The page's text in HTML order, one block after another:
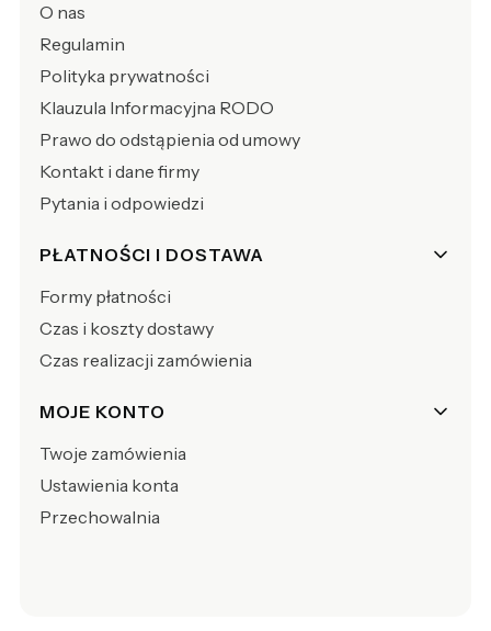
O nas
Regulamin
Polityka prywatności
Klauzula Informacyjna RODO
Prawo do odstąpienia od umowy
Kontakt i dane firmy
Pytania i odpowiedzi
PŁATNOŚCI I DOSTAWA
Formy płatności
Czas i koszty dostawy
Czas realizacji zamówienia
MOJE KONTO
Twoje zamówienia
Ustawienia konta
Przechowalnia